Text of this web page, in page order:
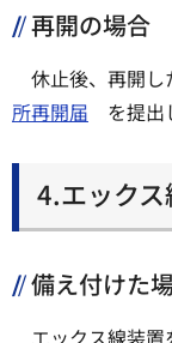
再開の場合
休止後、再開
所再開届
を提出
4.エック
備え付けた
エックス線装